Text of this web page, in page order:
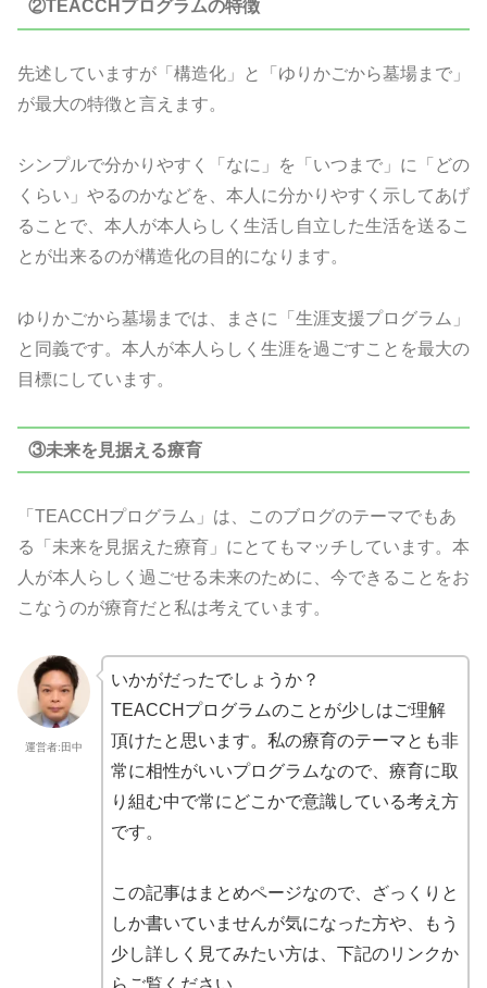
②TEACCHプログラムの特徴
先述していますが「構造化」と「ゆりかごから墓場まで」
が最大の特徴と言えます。
シンプルで分かりやすく「なに」を「いつまで」に「どの
くらい」やるのかなどを、本人に分かりやすく示してあげ
ることで、本人が本人らしく生活し自立した生活を送るこ
とが出来るのが構造化の目的になります。
ゆりかごから墓場までは、まさに「生涯支援プログラム」
と同義です。本人が本人らしく生涯を過ごすことを最大の
目標にしています。
③未来を見据える療育
「TEACCHプログラム」は、このブログのテーマでもあ
る「未来を見据えた療育」にとてもマッチしています。本
人が本人らしく過ごせる未来のために、今できることをお
こなうのが療育だと私は考えています。
運営者:田中
いかがだったでしょうか？
TEACCHプログラムのことが少しはご理解
頂けたと思います。私の療育のテーマとも非
常に相性がいいプログラムなので、療育に取
り組む中で常にどこかで意識している考え方
です。
この記事はまとめページなので、ざっくりと
しか書いていませんが気になった方や、もう
少し詳しく見てみたい方は、下記のリンクか
らご覧ください。